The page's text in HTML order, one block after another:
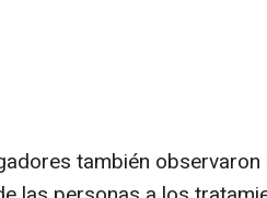
también